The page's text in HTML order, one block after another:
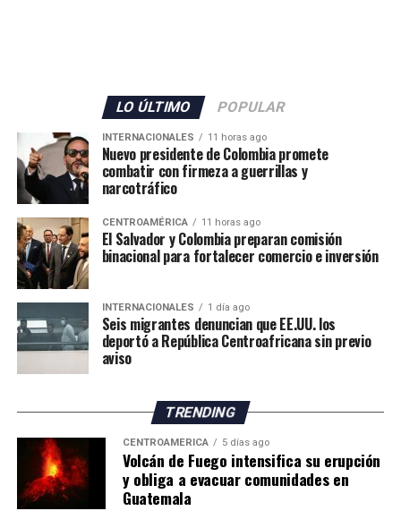
LO ÚLTIMO POPULAR
INTERNACIONALES 11 horas ago
Nuevo presidente de Colombia promete
combatir con firmeza a guerrillas y
narcotráfico
CENTROAMÉRICA 11 horas ago
El Salvador y Colombia preparan comisión
binacional para fortalecer comercio e inversión
INTERNACIONALES 1 día ago
Seis migrantes denuncian que EE.UU. los
deportó a República Centroafricana sin previo
aviso
TRENDING
CENTROAMÉRICA 5 días ago
Volcán de Fuego intensifica su erupción
y obliga a evacuar comunidades en
Guatemala